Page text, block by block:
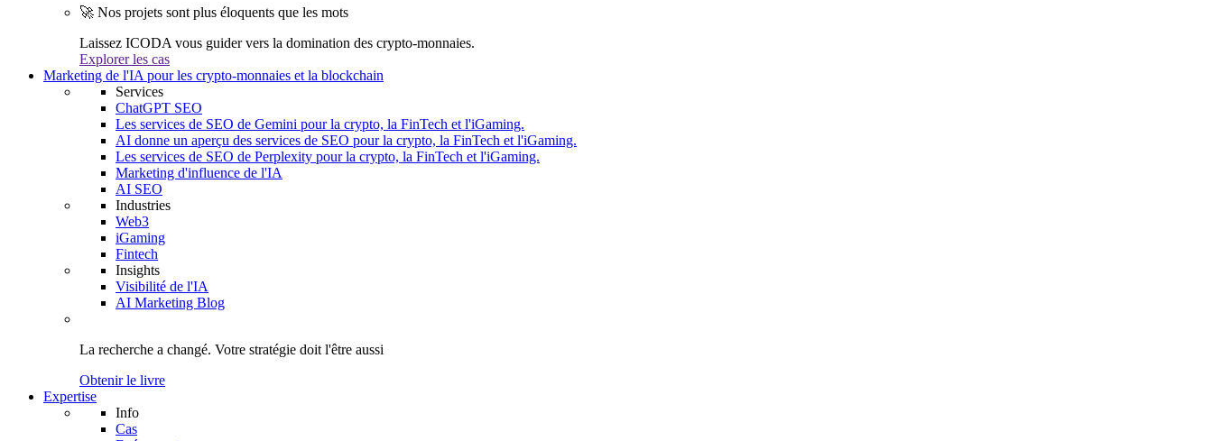
🚀 Nos projets sont plus éloquents que les mots
Laissez ICODA vous guider vers la domination des crypto-monnaies.
Explorer les cas
Marketing de l'IA pour les crypto-monnaies et la blockchain
Services
ChatGPT SEO
Les services de SEO de Gemini pour la crypto, la FinTech et l'iGaming.
AI donne un aperçu des services de SEO pour la crypto, la FinTech et l'iGaming.
Les services de SEO de Perplexity pour la crypto, la FinTech et l'iGaming.
Marketing d'influence de l'IA
AI SEO
Industries
Web3
iGaming
Fintech
Insights
Visibilité de l'IA
AI Marketing Blog
La recherche a changé. Votre stratégie doit l'être aussi
Obtenir le livre
Expertise
Info
Cas